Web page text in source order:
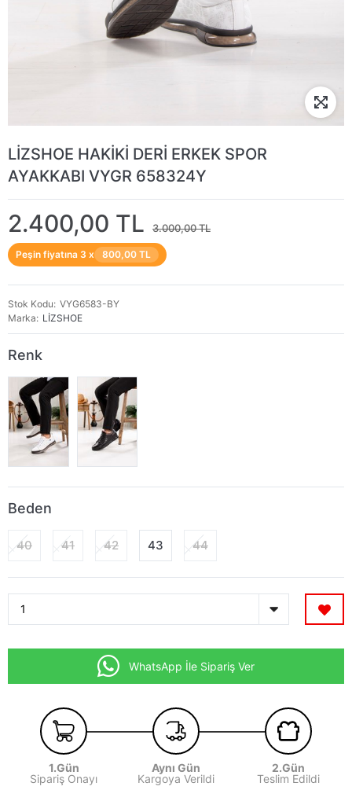
LİZSHOE HAKİKİ DERİ ERKEK SPOR
AYAKKABI VYGR 658324Y
2.400,00 TL 3.000,00 TL
Peşin fiyatına 3 x 800,00 TL
Stok Kodu VYG6583-BY
Marka
LİZSHOE
Renk
Beden
40 41 42 43 44
WhatsApp İle Sipariş Ver
1.Gün
Sipariş Onayı
Aynı Gün
Kargoya Verildi
2.Gün
Teslim Edildi